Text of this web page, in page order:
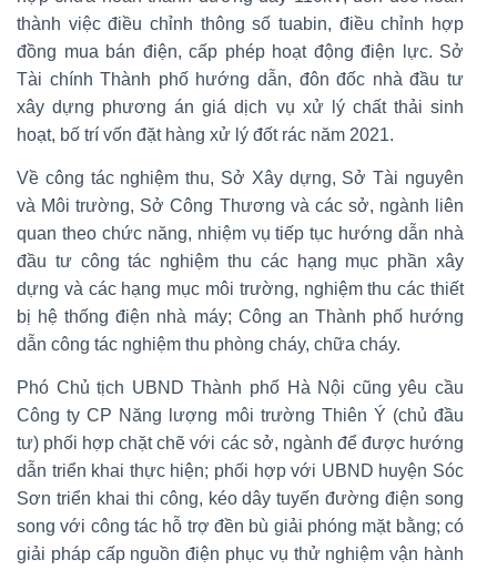
thành việc điều chỉnh thông số tuabin, điều chỉnh hợp
đồng mua bán điện, cấp phép hoạt động điện lực. Sở
Tài chính Thành phố hướng dẫn, đôn đốc nhà đầu tư
xây dựng phương án giá dịch vụ xử lý chất thải sinh
hoạt, bố trí vốn đặt hàng xử lý đốt rác năm 2021.
Về công tác nghiệm thu, Sở Xây dựng, Sở Tài nguyên
và Môi trường, Sở Công Thương và các sở, ngành liên
quan theo chức năng, nhiệm vụ tiếp tục hướng dẫn nhà
đầu tư công tác nghiệm thu các hạng mục phần xây
dựng và các hạng mục môi trường, nghiệm thu các thiết
bị hệ thống điện nhà máy; Công an Thành phố hướng
dẫn công tác nghiệm thu phòng cháy, chữa cháy.
Phó Chủ tịch UBND Thành phố Hà Nội cũng yêu cầu
Công ty CP Năng lượng môi trường Thiên Ý (chủ đầu
tư) phối hợp chặt chẽ với các sở, ngành để được hướng
dẫn triển khai thực hiện; phối hợp với UBND huyện Sóc
Sơn triển khai thi công, kéo dây tuyến đường điện song
song với công tác hỗ trợ đền bù giải phóng mặt bằng; có
giải pháp cấp nguồn điện phục vụ thử nghiệm vận hành